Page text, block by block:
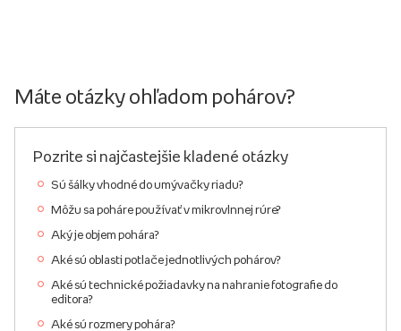
Máte otázky ohľadom pohárov?
Pozrite si najčastejšie kladené otázky
Sú šálky vhodné do umývačky riadu?
Môžu sa poháre používať v mikrovlnnej rúre?
Aký je objem pohára?
Aké sú oblasti potlače jednotlivých pohárov?
Aké sú technické požiadavky na nahranie fotografie do
editora?
Aké sú rozmery pohára?